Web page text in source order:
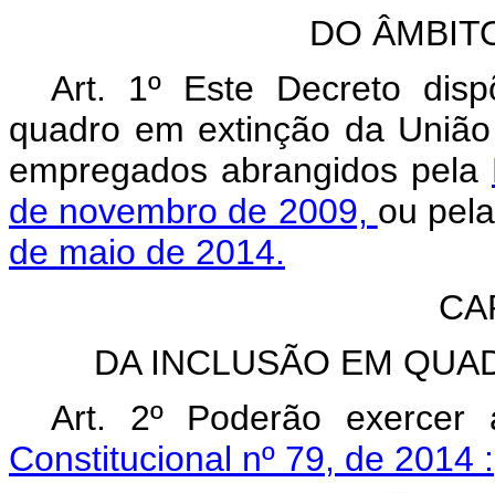
DO
Art. 1º Este Decreto
quadro em extinção da
empregados abrangidos pela
de novembro de 2009, ou
de maio de 2014.
DA INCLUSÃO EM
Art. 2º Poderão
Constitucional nº 79, de 2014 :